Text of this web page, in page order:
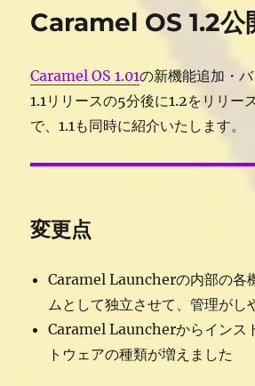
Caramel OS 1.2公
Caramel OS 1.01の新機能追加・バ
1.1リリースの5分後に1.2をリリー
で、1.1も同時に紹介いたします。
変更点
Caramel Launcherの内部の各
ムとして独立させて、管理がし
Caramel Launcherからインス
トウェアの種類が増えました